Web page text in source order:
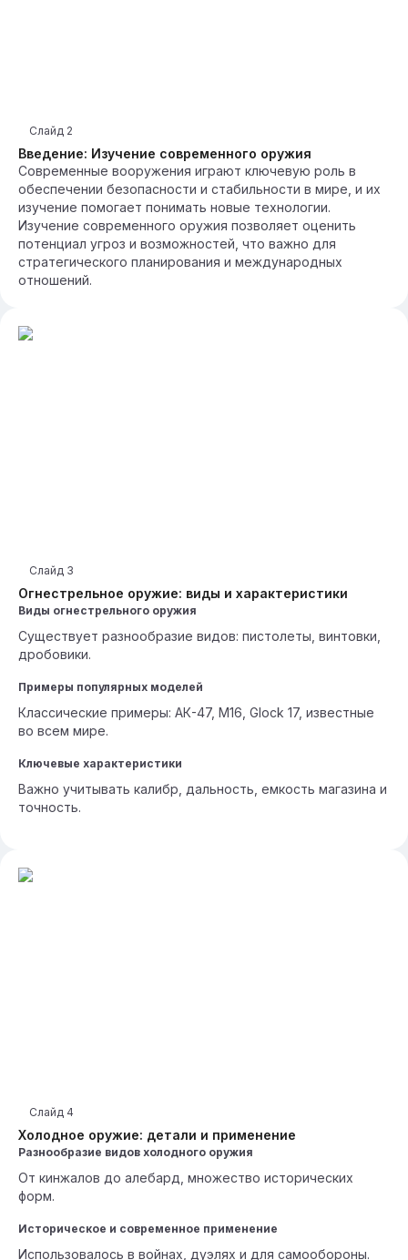
Введение: Изучение современного оружия
Слайд 2
Современные вооружения играют ключевую роль в
обеспечении безопасности и стабильности в мире, и их
изучение помогает понимать новые технологии.
Изучение современного оружия позволяет оценить
потенциал угроз и возможностей, что важно для
стратегического планирования и международных
отношений.
Огнестрельное оружие: виды и характеристики
Слайд 3
Виды огнестрельного оружия
Существует разнообразие видов: пистолеты, винтовки,
дробовики.
Примеры популярных моделей
Классические примеры: АК-47, M16, Glock 17, известные
во всем мире.
Ключевые характеристики
Важно учитывать калибр, дальность, емкость магазина и
точность.
Холодное оружие: детали и применение
Слайд 4
Разнообразие видов холодного оружия
От кинжалов до алебард, множество исторических
форм.
Историческое и современное применение
Использовалось в войнах, дуэлях и для самообороны.